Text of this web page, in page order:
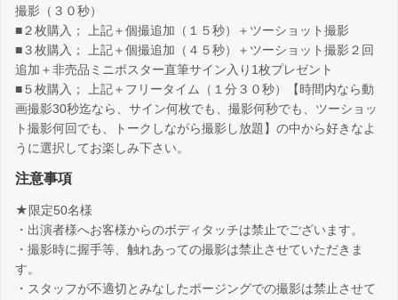
撮影（３０秒）
■２枚購入； 上記＋個撮追加（１５秒）＋ツーショット撮影
■３枚購入； 上記＋個撮追加（４５秒）＋ツーショット撮影２回
追加＋非売品ミニポスター直筆サイン入り1枚プレゼント
■５枚購入； 上記＋フリータイム（１分３０秒）【時間内なら動
画撮影30秒迄なら、サイン何枚でも、撮影何秒でも、ツーショッ
ト撮影何回でも、トークしながら撮影し放題】の中から好きなよ
うに選択してお楽しみ下さい。
注意事項
★限定50名様
・出演者様へお客様からのボディタッチは禁止でございます。
・撮影時に握手等、触れあっての撮影は禁止させていただきま
す。
・スタッフが不適切とみなしたポージングでの撮影は禁止させて